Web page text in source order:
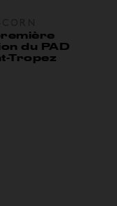
du PAD
Tropez